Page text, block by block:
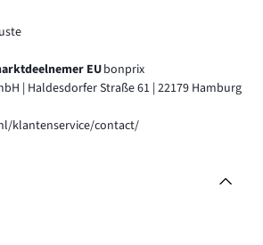
EUbonprix
| Haldesdorfer Straße 61 | 22179 Hamburg
klantenservice/contact/